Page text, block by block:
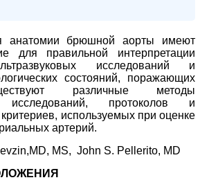
анатомии брюшной аорты имеют
для правильной интерпретации
исследований и
состояний, поражающих
различные методы
исследований, протоколов и
критериев, используемых при оценке
артерий.
MS, John S. Pellerito, MD